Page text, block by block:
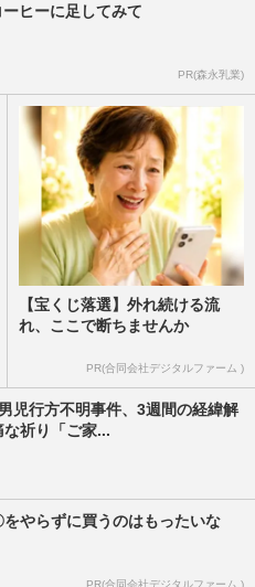
ヒーに足してみて
PR(森永乳業)
【宝くじ落選】外れ続ける流
れ、ここで断ちませんか
PR(合同会社デジタルファーム )
児行方不明事件、3週間の経緯解
祈り「ご家...
やらずに買うのはもったいな
PR(合同会社デジタルファーム )